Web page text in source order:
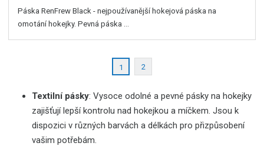
Páska RenFrew Black - nejpoužívanější hokejová páska na
omotání hokejky. Pevná páska ...
1 2
Textilní pásky: Vysoce odolné a pevné pásky na hokejky
zajišťují lepší kontrolu nad hokejkou a míčkem. Jsou k
dispozici v různých barvách a délkách pro přizpůsobení
vašim potřebám.